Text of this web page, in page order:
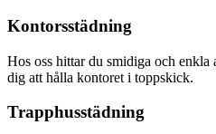
Kontorsstädning
Hos oss hittar du smidiga och
dig att hålla kontoret i toppskick.
Trapphusstädning